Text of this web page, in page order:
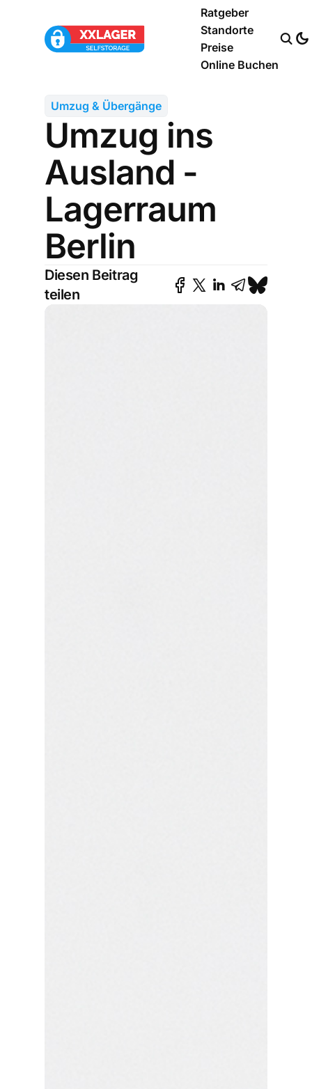
Ratgeber
Standorte
Preise
Online Buchen
Umzug & Übergänge
Umzug ins
Ausland -
Lagerraum
Berlin
Diesen Beitrag
teilen